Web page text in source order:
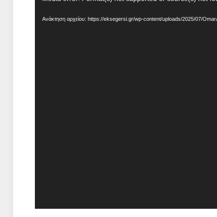
Βίντεο
Ανάκτηση αρχείου: https://eksegersi.gr/wp-content/uploads/2025/07/